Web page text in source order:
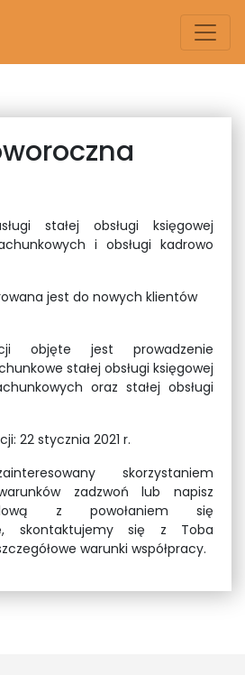
stałej obsługi księgowej
i obsługi kadrowo
jest do nowych klientów
objęte jest prowadzenie
stałej obsługi księgowej
oraz stałej obsługi
22 stycznia 2021 r.
skorzystaniem
zadzwoń lub napisz
z powołaniem się
skontaktujemy się z Toba
warunki współpracy.